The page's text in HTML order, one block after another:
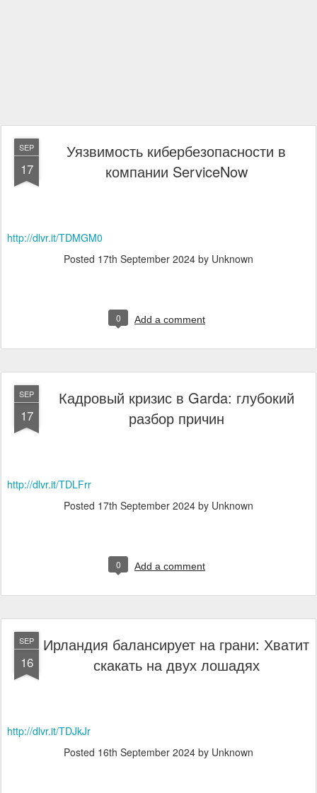
SEP
17
Уязвимость кибербезопасности в
компании ServiceNow
http://dlvr.it/TDMGM0
Posted 17th September 2024 by Unknown
0 Add a comment
SEP
17
Кадровый кризис в Garda: глубокий
разбор причин
http://dlvr.it/TDLFrr
Posted 17th September 2024 by Unknown
0 Add a comment
SEP
16
Ирландия балансирует на грани: Хватит
скакать на двух лошадях
http://dlvr.it/TDJkJr
Posted 16th September 2024 by Unknown